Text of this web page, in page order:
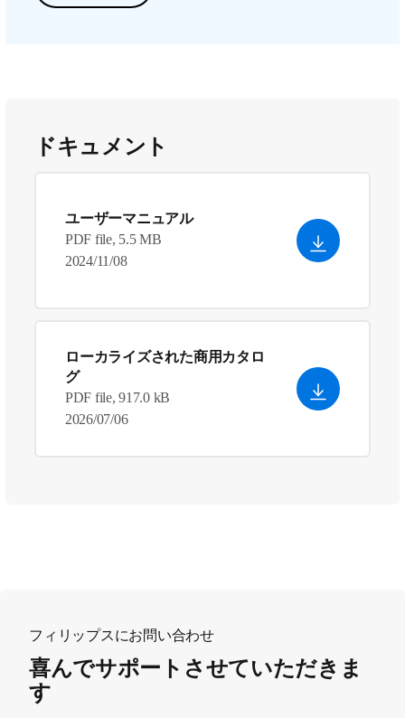
ドキュメント
ユーザーマニュアル
PDF file, 5.5 MB
2024/11/08
ローカライズされた商用カタロ
グ
PDF file, 917.0 kB
2026/07/06
フィリップスにお問い合わせ
喜んでサポートさせていただきま
す